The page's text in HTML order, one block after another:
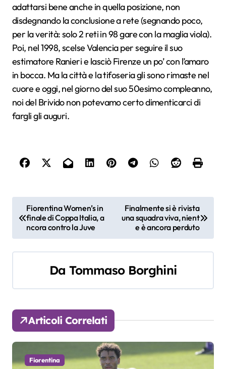
adattarsi bene anche in quella posizione, non
disdegnando la conclusione a rete (segnando poco,
per la verità: solo 2 reti in 98 gare con la maglia viola).
Poi, nel 1998, scelse Valencia per seguire il suo
estimatore Ranieri e lasciò Firenze un po’ con l’amaro
in bocca. Ma la città e la tifoseria gli sono rimaste nel
cuore e oggi, nel giorno del suo 50esimo compleanno,
noi del Brivido non potevamo certo dimenticarci di
fargli gli auguri.
a
v
g
a
z
i
Fiorentina Women’s in
finale di Coppa Italia, a
ncora contro la Juve
Finalmente si è rivista
una squadra viva, nient
e è ancora perduto
Da Tommaso Borghini
Articoli Correlati
Fiorentina